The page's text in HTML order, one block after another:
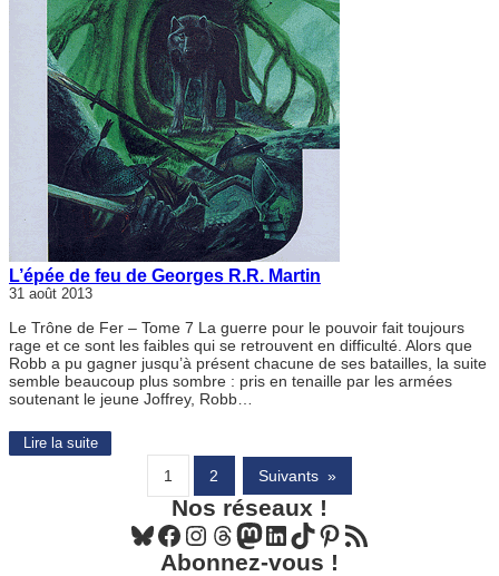
L’épée de feu de Georges R.R. Martin
31 août 2013
Le Trône de Fer – Tome 7 La guerre pour le pouvoir fait toujours
rage et ce sont les faibles qui se retrouvent en difficulté. Alors que
Robb a pu gagner jusqu’à présent chacune de ses batailles, la suite
semble beaucoup plus sombre : pris en tenaille par les armées
soutenant le jeune Joffrey, Robb…
Lire la suite
1 2 Suivants »
Nos réseaux !
Bluesky Facebook Instagram Threads Mastodon LinkedIn TikTok Pinterest Flux RSS
Abonnez-vous !